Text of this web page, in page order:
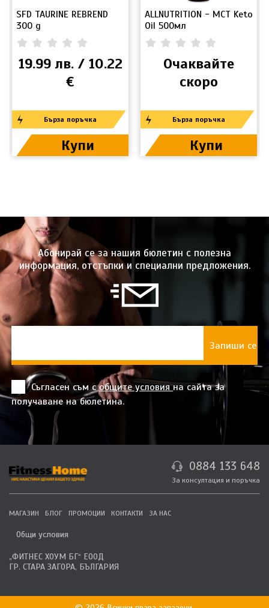
SFD TAURINE REBREND
300 g
0.00(0)
19.99 лв. / 10.22
Бърза поръчка
Купи
ALLNUTRITION - MCT Keto
Oil 500мл
0)
Очаквайте
скоро
Бърза поръчка
Купи
Абонирай се за нашия бюлетин с полезна
информация, отстъпки и специални предложения.
Съгласен съм собщите условияна сайта за
получаване на бюлетина.
0884 133 648
За консултация и поръчка
МАГАЗИН БЛОГ ПРОМОЦИИ КОНТАКТИ ЗА НАС
Общи условия
„ФИТНЕС ХОУМ БГ“ ЕООД
ГР. СТАРА ЗАГОРА, БЪЛГАРИЯ